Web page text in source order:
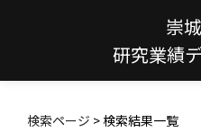
崇
研究業績
検索ページ > 検索結果一覧